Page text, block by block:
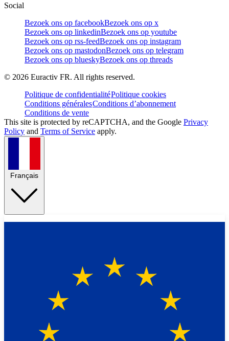
Social
Bezoek ons op facebookBezoek ons op x
Bezoek ons op linkedinBezoek ons op youtube
Bezoek ons op rss-feedBezoek ons op instagram
Bezoek ons op mastodonBezoek ons op telegram
Bezoek ons op blueskyBezoek ons op threads
© 2026 Euractiv FR. All rights reserved.
Politique de confidentialitéPolitique cookies
Conditions généralesConditions d’abonnement
Conditions de vente
This site is protected by reCAPTCHA, and the Google Privacy
Policy and Terms of Service apply.
Français